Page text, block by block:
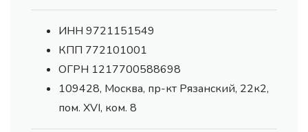
ИНН 9721151549
КПП 772101001
ОГРН 1217700588698
109428, Москва, пр-кт Рязанский, 22к2,
пом. XVI, ком. 8